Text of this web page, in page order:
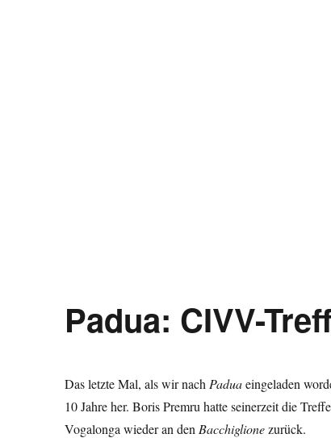
Padua: CIVV-
Das letzte Mal, als wir nach Paduaeingeladen
10 Jahre her. Boris Premru hatte seinerzeit die
Vogalonga wieder an den Bacchiglionezurück.